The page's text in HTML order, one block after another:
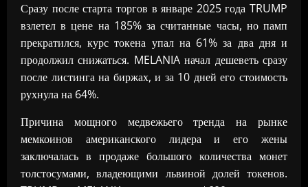
Сразу после старта торгов в январе 2025 года TRUMP
взлетел в цене на 185% за считанные часы, но памп
прекратился, курс токена упал на 61% за два дня и
продолжил снижаться. MELANIA начал дешеветь сразу
после листинга на биржах, и за 10 дней его стоимость
рухнула на 64%.
Причина мощного медвежьего тренда на рынке
мемкоинов американского лидера и его жены
заключалась в продаже большого количества монет
толстосумами, владеющими львиной долей токенов.